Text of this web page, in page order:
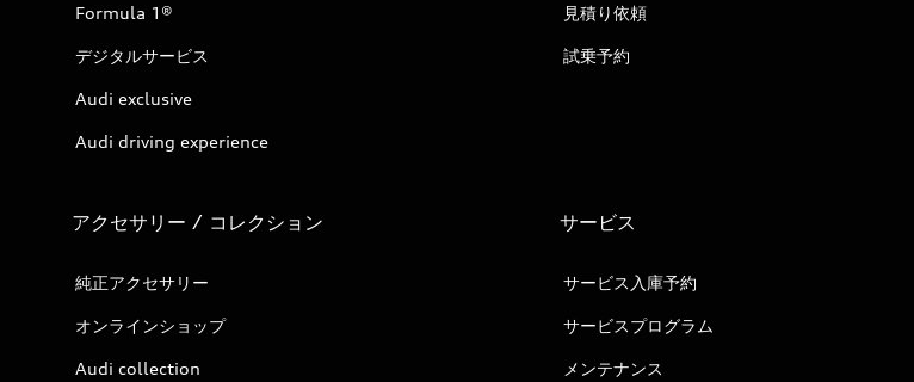
Formula 1®
デジタルサービス
Audi exclusive
Audi driving experience
見積り依頼
試乗予約
アクセサリー / コレクション
純正アクセサリー
オンラインショップ
Audi collection
サービス
サービス入庫予約
サービスプログラム
メンテナンス